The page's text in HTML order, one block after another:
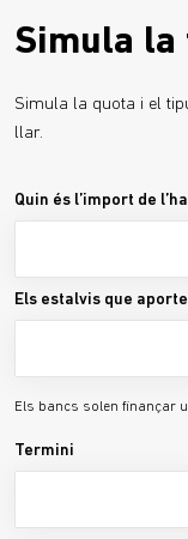
Simula la
Simula la quota i el
llar.
Quin és l’import de
Els estalvis que
Els bancs solen finançar
Termini